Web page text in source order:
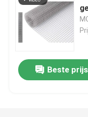
Huis
Over ons
Beste prijs